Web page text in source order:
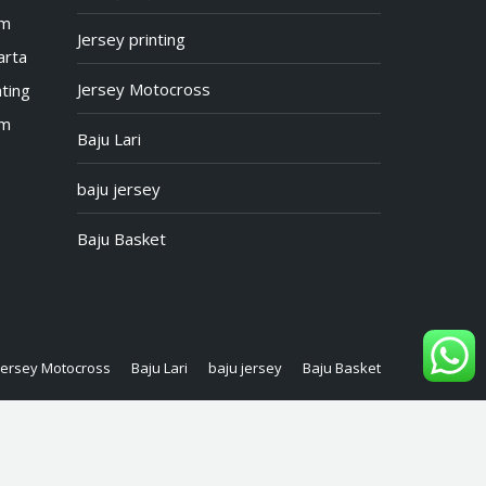
Jersey printing
Jersey Motocross
Baju Lari
baju jersey
Baju Basket
Motocross Baju Lari baju jersey Baju Basket